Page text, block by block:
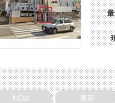
NEW 更新